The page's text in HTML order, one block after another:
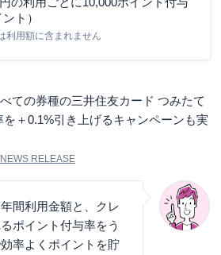
ト）
利用額に含まれません
ての券種の三井住友カード つみたて
＋0.1%引き上げるキャンペーンも実
RELEASE
間利用金額と、クレ
ポイント付与率をう
率よくポイントを貯